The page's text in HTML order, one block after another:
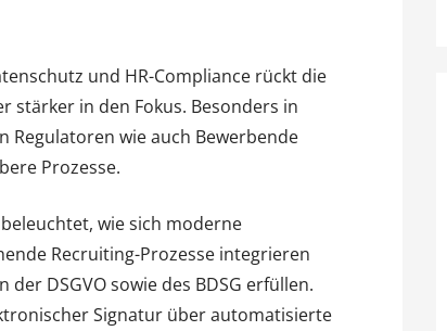
und HR-Compliance rückt die
in den Fokus. Besonders in
wie auch Bewerbende
Prozesse.
wie sich moderne
Recruiting-Prozesse integrieren
DSGVO sowie des BDSG erfüllen.
Signatur über automatisierte